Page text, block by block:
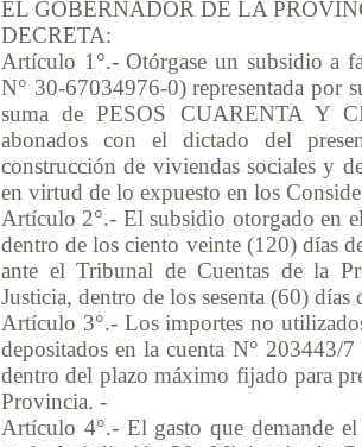
EL GOBERNADOR DE LA
DECRETA:
Artículo 1°.- Otórgase un subsidio a
N° 30-67034976-0) representada por
suma de PESOS CUARENTA Y
abonados con el dictado del
construcción de viviendas sociales y
en virtud de lo expuesto en los
Artículo 2°.- El subsidio otorgado en
dentro de los ciento veinte (120) días
ante el Tribunal de Cuentas de la
Justicia, dentro de los sesenta (60)
Artículo 3°.- Los importes no
depositados en la cuenta N° 203443/
dentro del plazo máximo fijado para
Provincia. -
Artículo 4°.- El gasto que demande